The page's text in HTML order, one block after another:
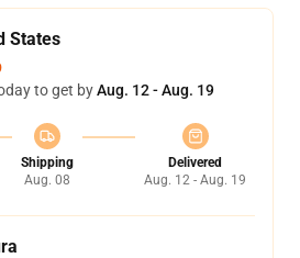
States
to get byAug. 12 - Aug. 19
Shipping
Aug. 08
Delivered
Aug. 12 - Aug. 19